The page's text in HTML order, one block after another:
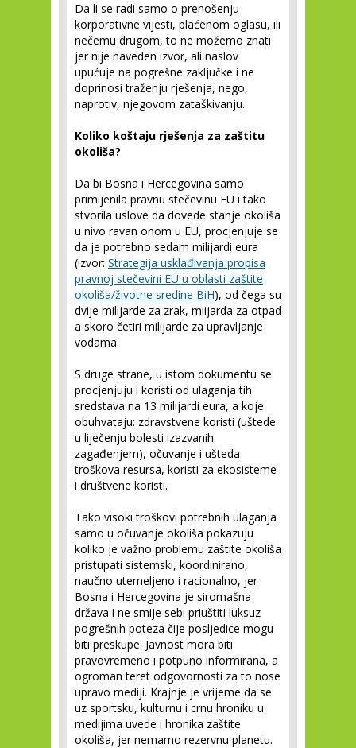
Da li se radi samo o prenošenju
korporativne vijesti, plaćenom oglasu, ili
nečemu drugom, to ne možemo znati
jer nije naveden izvor, ali naslov
upućuje na pogrešne zaključke i ne
doprinosi traženju rješenja, nego,
naprotiv, njegovom zataškivanju.
Koliko koštaju rješenja za zaštitu
okoliša?
Da bi Bosna i Hercegovina samo
primijenila pravnu stečevinu EU i tako
stvorila uslove da dovede stanje okoliša
u nivo ravan onom u EU, procjenjuje se
da je potrebno sedam milijardi eura
(izvor: Strategija usklađivanja propisa
pravnoj stečevini EU u oblasti zaštite
okoliša/životne sredine BiH), od čega su
dvije milijarde za zrak, miijarda za otpad
a skoro četiri milijarde za upravljanje
vodama.
S druge strane, u istom dokumentu se
procjenjuju i koristi od ulaganja tih
sredstava na 13 milijardi eura, a koje
obuhvataju: zdravstvene koristi (uštede
u liječenju bolesti izazvanih
zagađenjem), očuvanje i ušteda
troškova resursa, koristi za ekosisteme
i društvene koristi.
Tako visoki troškovi potrebnih ulaganja
samo u očuvanje okoliša pokazuju
koliko je važno problemu zaštite okoliša
pristupati sistemski, koordinirano,
naučno utemeljeno i racionalno, jer
Bosna i Hercegovina je siromašna
država i ne smije sebi priuštiti luksuz
pogrešnih poteza čije posljedice mogu
biti preskupe. Javnost mora biti
pravovremeno i potpuno informirana, a
ogroman teret odgovornosti za to nose
upravo mediji. Krajnje je vrijeme da se
uz sportsku, kulturnu i crnu hroniku u
medijima uvede i hronika zaštite
okoliša, jer nemamo rezervnu planetu.